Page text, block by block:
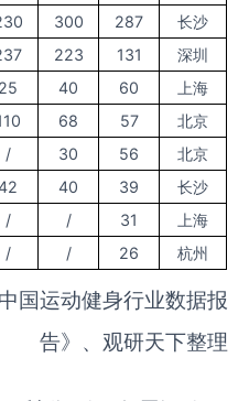
300 287
长沙
223 131
深圳
25 40 60
上海
68 57
北京
/ 30 56
北京
40 39
长沙
/ / 31
上海
/ / 26 杭州
国运动健身行业数据报
告》、观研天下整理